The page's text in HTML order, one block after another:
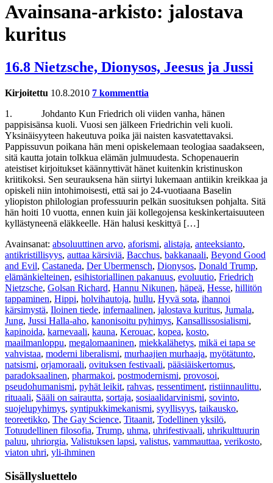
Avainsana-arkisto: jalostava
kuritus
16.8 Nietzsche, Dionysos, Jeesus ja Jussi
Kirjoitettu 10.8.2010 7 kommenttia
1. Johdanto Kun Friedrich oli viiden vanha, hänen
pappisisänsa kuoli. Vuosi sen jälkeen Friedrichin veli kuoli.
Yksinäisyyteen hakeutuva poika jäi naisten kasvatettavaksi.
Pappissuvun poikana hän meni opiskelemaan teologiaa saadakseen,
sitä kautta jotain tolkkua elämän julmuudesta. Schopenauerin
ateistiset kirjoitukset käännyttivät hänet kuitenkin kristinuskon
kriitikoksi. Sen seurauksena hän siirtyi lukemaan antiikin kreikkaa ja
opiskeli niin intohimoisesti, että sai jo 24-vuotiaana Baselin
yliopiston philologian professuurin pelkän suosituksen pohjalta. Sitä
hän hoiti 10 vuotta, ennen kuin jäi kollegojensa keskinkertaisuuteen
kyllästyneenä eläkkeelle. Hän halusi keskittyä […]
Avainsanat: absoluuttinen arvo, aforismi, alistaja, anteeksianto,
antikristillisyys, auttaa kärsiviä, Bacchus, bakkanaali, Beyond Good
and Evil, Castaneda, Der Ubermensch, Dionysos, Donald Trump,
elämänkielteinen, esihistoriallinen pakanuus, evoluutio, Friedrich
Nietzsche, Golsan Richard, Hannu Nikunen, häpeä, Hesse, hillitön
tappaminen, Hippi, holvihautoja, hullu, Hyvä sota, ihannoi
kärsimystä, Iloinen tiede, infernaalinen, jalostava kuritus, Jumala,
Jung, Jussi Halla-aho, kanonisoitu pyhimys, Kansallissosialismi,
kapinoida, karnevaali, kauna, Kerouac, kopea, kosto,
maailmanloppu, megalomaaninen, miekkalähetys, mikä ei tapa se
vahvistaa, moderni liberalismi, murhaajien murhaaja, myötätunto,
natsismi, orjamoraali, ovituksen festivaali, pääsiäiskertomus,
paradoksaalinen, pharmakoi, postmodernismi, provosoi,
pseudohumanismi, pyhät leikit, rahvas, ressentiment, ristiinnaulittu,
rituaali, Sääli on sairautta, sortaja, sosiaalidarvinismi, sovinto,
suojelupyhimys, syntipukkimekanismi, syyllisyys, taikausko,
teoreetikko, The Gay Science, Titaanit, Todellinen yksilö,
Totuudellinen filosofia, Trump, uhma, uhrifestivaali, uhrikulttuurin
paluu, uhriorgia, Valistuksen lapsi, valistus, vammauttaa, verikosto,
viaton uhri, yli-ihminen
Sisällysluettelo